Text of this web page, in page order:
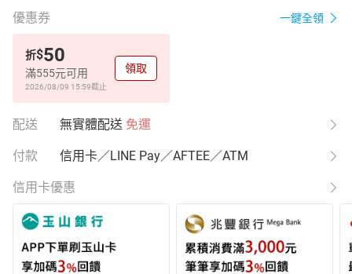
優惠券 一鍵全領
折$50
滿555元可用
2026/08/09 15:59截止
領取
配送 無實體配送 免運
付款 信用卡／LINE Pay／AFTEE／ATM
信用卡優惠